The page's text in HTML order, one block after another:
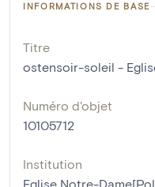
INFORMATIONS DE BASE
Titre
ostensoir-soleil -
Numéro d'objet
10105712
Institution
Eglise Notre-